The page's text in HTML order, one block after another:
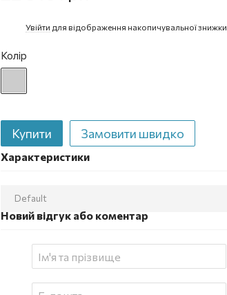
Увійти для відображення накопичувальної знижки
Колір
Купити Замовити швидко
Характеристики
Default
Новий відгук або коментар